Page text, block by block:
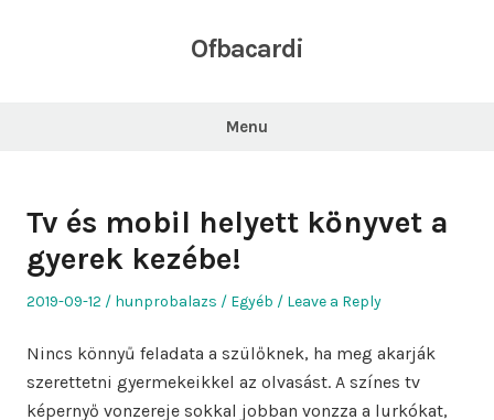
Ofbacardi
Menu
Tv és mobil helyett könyvet a
gyerek kezébe!
Posted
2019-09-12 Author
hunprobalazs
Posted
Egyéb Leave a Reply
Nincs könnyű feladata a szülőknek, ha meg akarják
szerettetni gyermekeikkel az olvasást. A színes tv
képernyő vonzereje sokkal jobban vonzza a lurkókat,